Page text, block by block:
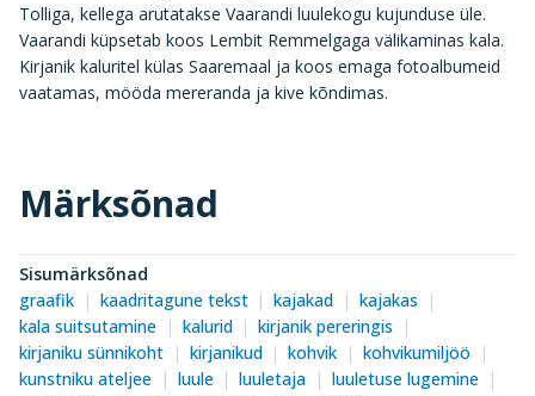
Tolliga, kellega arutatakse Vaarandi luulekogu kujunduse üle.
Vaarandi küpsetab koos Lembit Remmelgaga välikaminas kala.
Kirjanik kaluritel külas Saaremaal ja koos emaga fotoalbumeid
vaatamas, mööda mereranda ja kive kõndimas.
Märksõnad
Sisumärksõnad
graafik
kaadritagune tekst kajakad
kajakas
kala suitsutamine
kalurid
kirjanik pereringis
kirjaniku sünnikoht
kirjanikud kohvik
kohvikumiljöö
kunstniku ateljee
luule luuletaja
luuletuse lugemine